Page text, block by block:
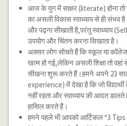
आज के युग में साक्षर (literate) होना
का असली विकास स्वाध्याय से ही संभव
और पढ़ना सीखाती है,परंतु स्वाध्याय
उपयोग और चिंतन करना सिखाता है।
अक्सर लोग सोचते हैं कि स्कूल या कॉलेज
खत्म हो गई,लेकिन असली शिक्षा तो
सीखना शुरू करते हैं।हमने अपने 23
experience) में देखा है कि जो
नहीं रहता और स्वाध्याय की आदत
हासिल करते हैं।
हमने पहले भी आपको आर्टिकल “3